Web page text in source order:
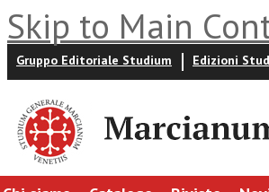
Skip to Main
Gruppo Editoriale Studium Edizioni